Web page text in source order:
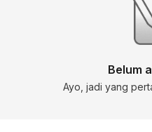
Belum
Ayo, jadi yang